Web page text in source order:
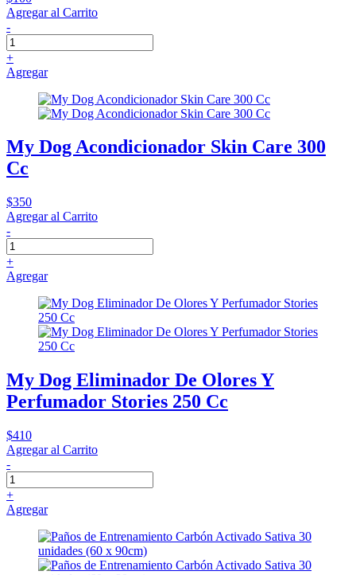
Agregar al Carrito
-
+
Agregar
My Dog Acondicionador Skin Care 300
Cc
$350
Agregar al Carrito
-
+
Agregar
My Dog Eliminador De Olores Y
Perfumador Stories 250 Cc
$410
Agregar al Carrito
-
+
Agregar